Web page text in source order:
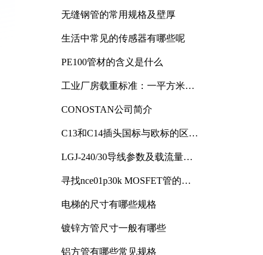
无缝钢管的常用规格及壁厚
生活中常见的传感器有哪些呢
PE100管材的含义是什么
工业厂房载重标准：一平方米能
CONOSTAN公司简介
C13和C14插头国标与欧标的区别
LGJ-240/30导线参数及载流量解
寻找nce01p30k MOSFET管的合
电梯的尺寸有哪些规格
镀锌方管尺寸一般有哪些
铝方管有哪些常见规格